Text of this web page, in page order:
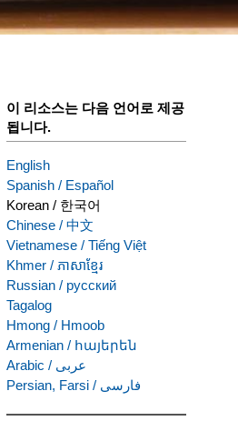
이 리소스는 다음 언어로 제공
됩니다.
English
Spanish / Español
Korean / 한국어
Chinese / 中文
Vietnamese / Tiếng Việt
Khmer / ភាសាខ្មែរ
Russian / русский
Tagalog
Hmong / Hmoob
Armenian / հայերեն
Arabic / عربى
Persian, Farsi / فارسی